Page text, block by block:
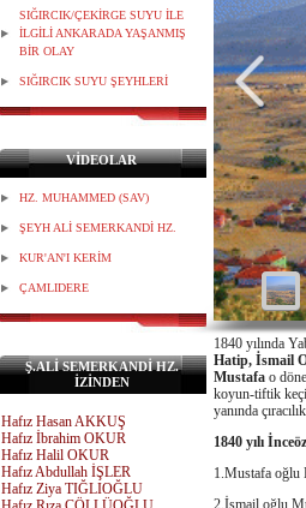
SIĞIRCIK/ÇEKİRGE SUYU İLE
İLGİLİ ANKARADA YAŞANMIŞ
BİR OLAY
SIĞIRCIK SUYU ŞEYHLERİ
VİDEOLAR
HZ. MUHAMMED (SAV)
ŞEYH ALİ SEMERKANDİ HZ.
KUR'AN'I KERİM
ÇAMLIDERE
Ş.ALİ SEMERKANDİ HZ.
İZİNDEN
Hafız Hasan AKKUŞ
Hafız İbrahim OKUR
Hafız Halil OKUR
Hafız Abdullah İŞLER
Hafız Ziya TIĞLIOĞLU
1840 yılında
Hatip, İsmail
Mustafa o
koyun-tiftik
yanında
1840 yılı
1.Mustafa oğlu
2.İsmail oğlu